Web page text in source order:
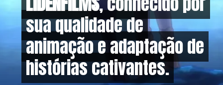
sua qualidade de
animação e adaptação de
histórias cativantes.
sua qualidade de
animação e adaptação de
histórias cativantes.